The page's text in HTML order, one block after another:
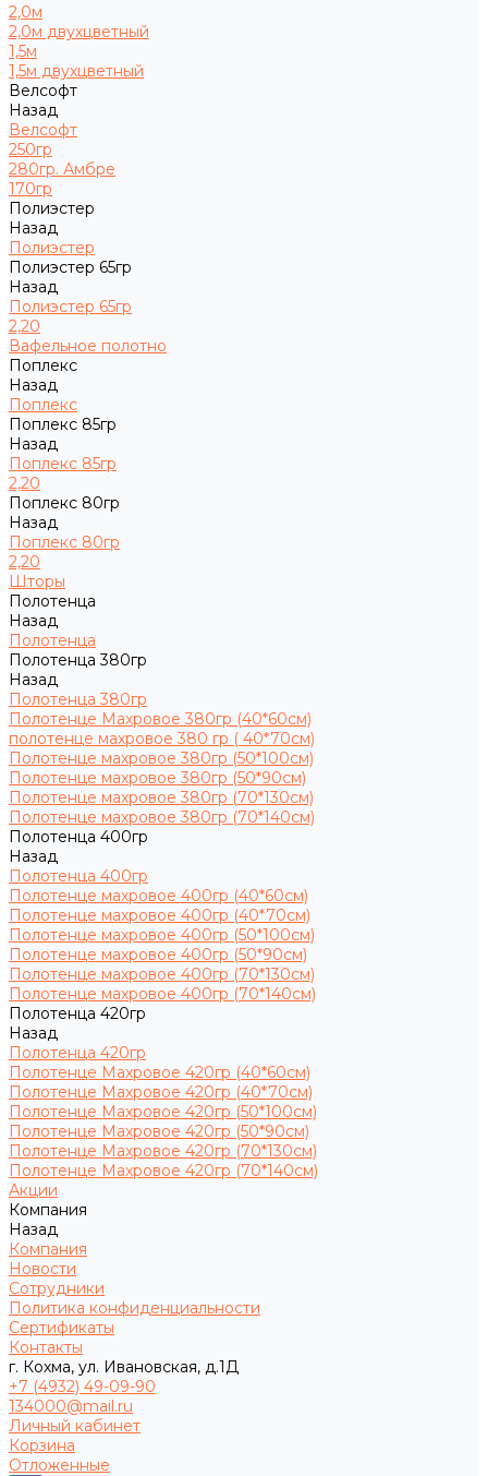
2,0м
2,0м двухцветный
1,5м
1,5м двухцветный
Велсофт
Назад
Велсофт
250гр
280гр. Амбре
170гр
Полиэстер
Назад
Полиэстер
Полиэстер 65гр
Назад
Полиэстер 65гр
2,20
Вафельное полотно
Поплекс
Назад
Поплекс
Поплекс 85гр
Назад
Поплекс 85гр
2,20
Поплекс 80гр
Назад
Поплекс 80гр
2,20
Шторы
Полотенца
Назад
Полотенца
Полотенца 380гр
Назад
Полотенца 380гр
Полотенце Махровое 380гр (40*60см)
полотенце махровое 380 гр ( 40*70см)
Полотенце махровое 380гр (50*100см)
Полотенце махровое 380гр (50*90см)
Полотенце махровое 380гр (70*130см)
Полотенце махровое 380гр (70*140см)
Полотенца 400гр
Назад
Полотенца 400гр
Полотенце махровое 400гр (40*60см)
Полотенце махровое 400гр (40*70см)
Полотенце махровое 400гр (50*100см)
Полотенце махровое 400гр (50*90см)
Полотенце махровое 400гр (70*130см)
Полотенце махровое 400гр (70*140см)
Полотенца 420гр
Назад
Полотенца 420гр
Полотенце Махровое 420гр (40*60см)
Полотенце Махровое 420гр (40*70см)
Полотенце Махровое 420гр (50*100см)
Полотенце Махровое 420гр (50*90см)
Полотенце Махровое 420гр (70*130см)
Полотенце Махровое 420гр (70*140см)
Акции
Компания
Назад
Компания
Новости
Сотрудники
Политика конфиденциальности
Сертификаты
Контакты
г. Кохма, ул. Ивановская, д.1Д
+7 (4932) 49-09-90
134000@mail.ru
Личный кабинет
Корзина
Отложенные